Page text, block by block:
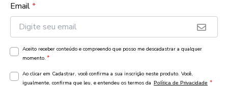
Email*
Aceito receber conteúdo e compreendo que posso me descadastrar a qualquer
momento. *
Ao clicar em Cadastrar, você confirma a sua inscrição neste produto. Você,
igualmente, confirma que leu, e entendeu os termos da Política de Privacidade *